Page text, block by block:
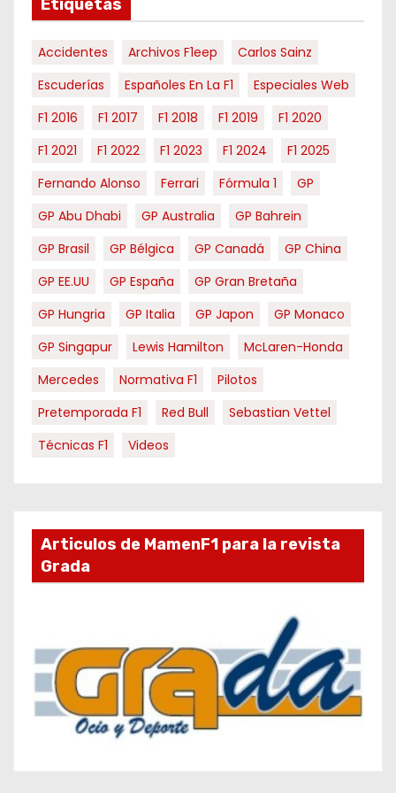
s
Etiquetas
Accidentes Archivos F1eep
Carlos Sainz
Escuderías
Españoles En La F1
Especiales Web
F1 2016
F1 2017 F1 2018 F1 2019
F1 2020
F1 2021
F1 2022 F1 2023 F1 2024
F1 2025
Fernando Alonso
Ferrari Fórmula 1
GP
GP Abu Dhabi
GP Australia
GP Bahrein
GP Brasil
GP Bélgica GP Canadá
GP China
GP EE.UU
GP España
GP Gran Bretaña
GP Hungria
GP Italia GP Japon
GP Monaco
GP Singapur
Lewis Hamilton
McLaren-Honda
Mercedes
Normativa F1
Pilotos
Pretemporada F1
Red Bull
Sebastian Vettel
Técnicas F1
Videos
Articulos de MamenF1 para la revista
Grada